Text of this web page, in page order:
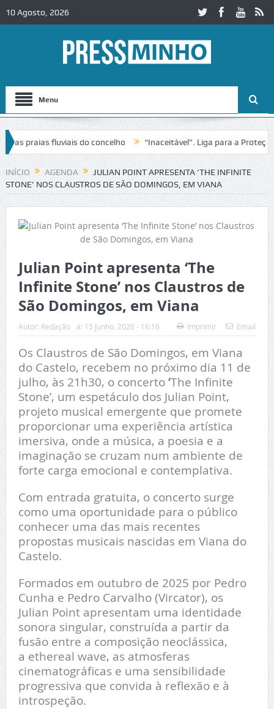
10 Agosto, 2026
Menu
fluviais do concelho “Inaceitável”. Liga para a Proteção da
de trânsito no IC2 em Alcobaça Igreja do Castelo de Cerveira
INÍCIO AGENDA
JULIAN POINT APRESENTA ‘THE INFINITE
STONE’ NOS CLAUSTROS DE SÃO DOMINGOS, EM VIANA
Julian Point apresenta ‘The
Infinite Stone’ nos Claustros de
São Domingos, em Viana
Autor: Redação a: 15 Junho, 2026 - 16:16 Imprimir Email
Os Claustros de São Domingos, em Viana
do Castelo, recebem no próximo dia 11 de
julho, às 21h30, o concerto ‘The Infinite
Stone’, um espetáculo dos Julian Point,
projeto musical emergente que promete
proporcionar uma experiência artística
imersiva, onde a música, a poesia e a
imaginação se cruzam num ambiente de
forte carga emocional e contemplativa.
Com entrada gratuita, o concerto surge
como uma oportunidade para o público
conhecer uma das mais recentes
propostas musicais nascidas em Viana do
Castelo.
Formados em outubro de 2025 por Pedro
Cunha e Pedro Carvalho (Vircator), os
Julian Point apresentam uma identidade
sonora singular, construída a partir da
fusão entre a composição neoclássica,
a ethereal wave, as atmosferas
cinematográficas e uma sensibilidade
progressiva que convida à reflexão e à
introspeção.